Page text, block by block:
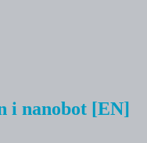
i nanobot [EN]